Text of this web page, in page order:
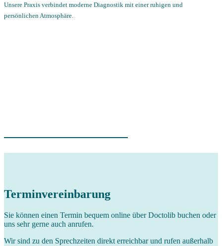
Unsere Praxis verbindet moderne Diagnostik mit einer ruhigen und
persönlichen Atmosphäre.
Terminvereinbarung
Sie können einen Termin bequem online über Doctolib buchen oder
uns sehr gerne auch anrufen.
Wir sind zu den Sprechzeiten direkt erreichbar und rufen außerhalb